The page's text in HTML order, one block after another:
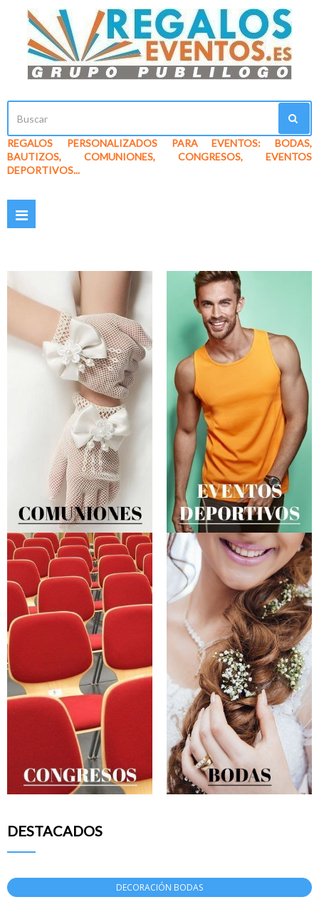
REGALOS PERSONALIZADOS PARA EVENTOS: BODAS,
BAUTIZOS, COMUNIONES, CONGRESOS, EVENTOS
DEPORTIVOS...
Navegación
Toggle
DESTACADOS
DECORACIÓN BODAS